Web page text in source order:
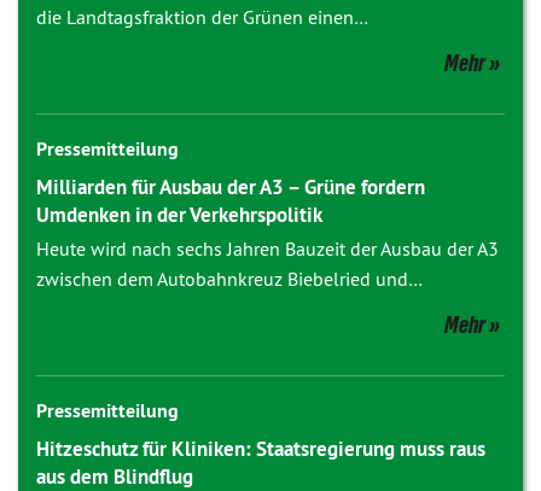
die Landtagsfraktion der Grünen einen…
Mehr
Pressemitteilung
Milliarden für Ausbau der A3 – Grüne fordern
Umdenken in der Verkehrspolitik
Heute wird nach sechs Jahren Bauzeit der Ausbau der A3
zwischen dem Autobahnkreuz Biebelried und…
Mehr
Pressemitteilung
Hitzeschutz für Kliniken: Staatsregierung muss raus
aus dem Blindflug